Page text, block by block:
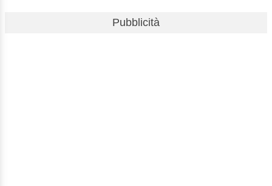
Pubblicità